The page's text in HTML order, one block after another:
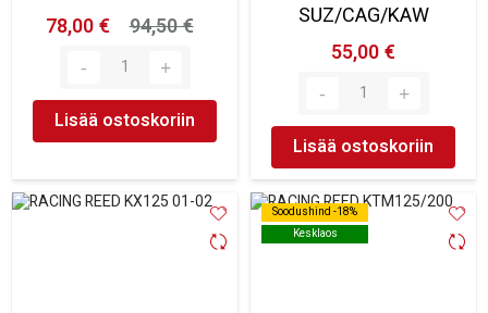
78,00 €
94,50 €
Lisää ostoskoriin
SUZ/CAG/KAW
55,00 €
Lisää ostoskoriin
Soodushind -18%
Kesklaos
Soodushind -18%
Kesklaos